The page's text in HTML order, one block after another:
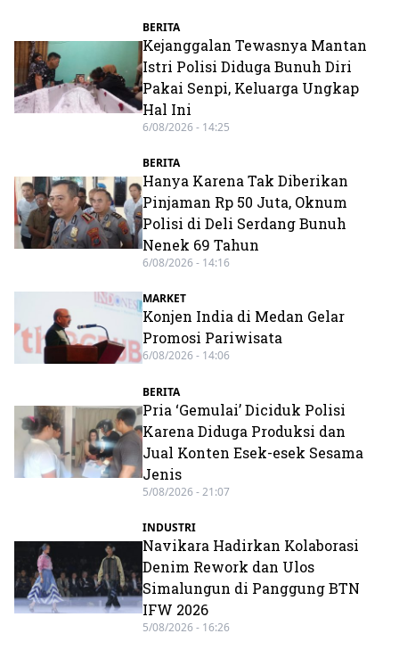
BERITA
Kejanggalan Tewasnya Mantan
Istri Polisi Diduga Bunuh Diri
Pakai Senpi, Keluarga Ungkap
Hal Ini
6/08/2026 - 14:25
BERITA
Hanya Karena Tak Diberikan
Pinjaman Rp 50 Juta, Oknum
Polisi di Deli Serdang Bunuh
Nenek 69 Tahun
6/08/2026 - 14:16
MARKET
Konjen India di Medan Gelar
Promosi Pariwisata
6/08/2026 - 14:06
BERITA
Pria ‘Gemulai’ Diciduk Polisi
Karena Diduga Produksi dan
Jual Konten Esek-esek Sesama
Jenis
5/08/2026 - 21:07
INDUSTRI
Navikara Hadirkan Kolaborasi
Denim Rework dan Ulos
Simalungun di Panggung BTN
IFW 2026
5/08/2026 - 16:26